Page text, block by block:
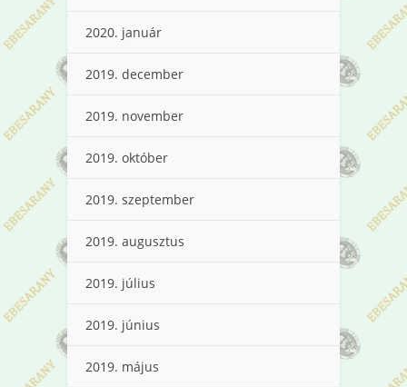
2020. január
2019. december
2019. november
2019. október
2019. szeptember
2019. augusztus
2019. július
2019. június
2019. május